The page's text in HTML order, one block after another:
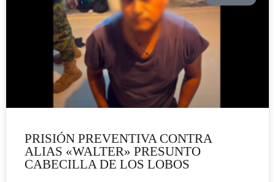
PRISIÓN PREVENTIVA CONTRA
ALIAS «WALTER» PRESUNTO
CABECILLA DE LOS LOBOS